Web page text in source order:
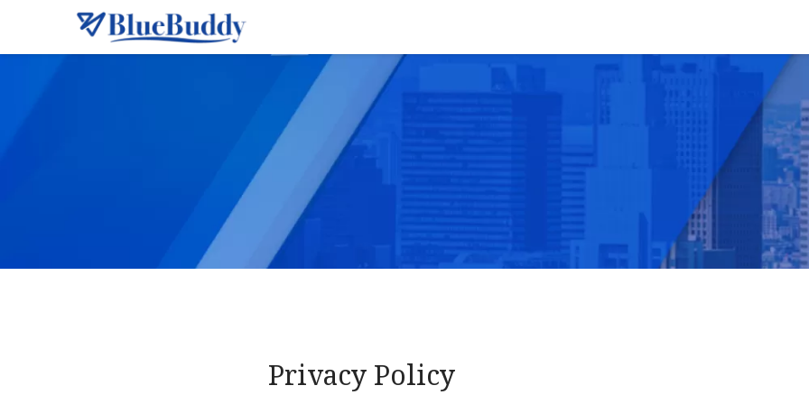
: Undefined variable $mv_text in /home/r6871051/public_html/bluebuddy.jp/wp-content/themes/
Privacy Policy